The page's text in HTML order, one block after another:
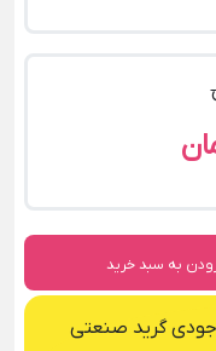
به سبد خرید
گرید صنعتی